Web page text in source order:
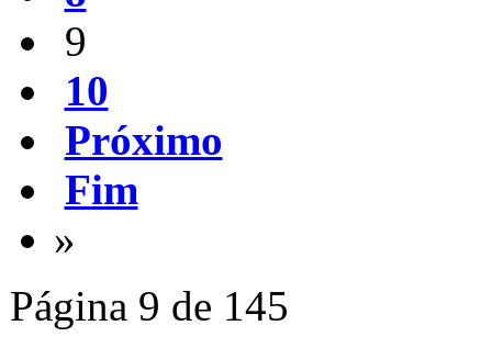
9
10
Próximo
Fim
»
Página 9 de 145